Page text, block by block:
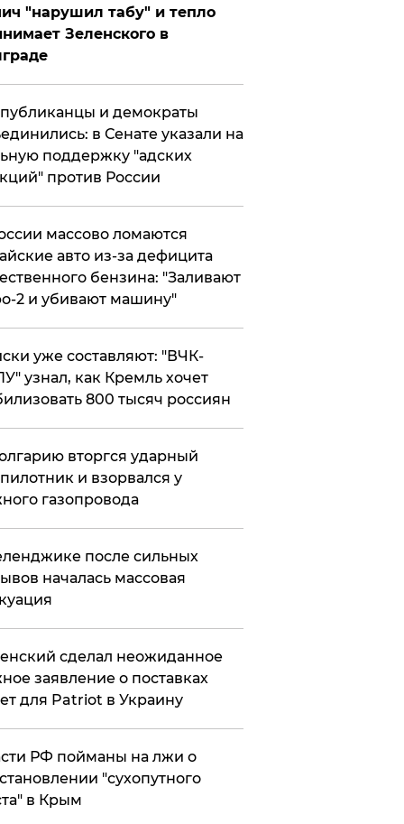
"нарушил табу" и тепло
Зеленского в
и демократы
в Сенате указали на
поддержку "адских
против России
массово ломаются
авто из-за дефицита
бензина: "Заливают
2 и убивают машину"
уже составляют: "ВЧК-
узнал, как Кремль хочет
800 тысяч россиян
вторгся ударный
и взорвался у
газопровода
после сильных
началась массовая
сделал неожиданное
заявление о поставках
для Patriot в Украину
РФ пойманы на лжи о
"сухопутного
в Крым